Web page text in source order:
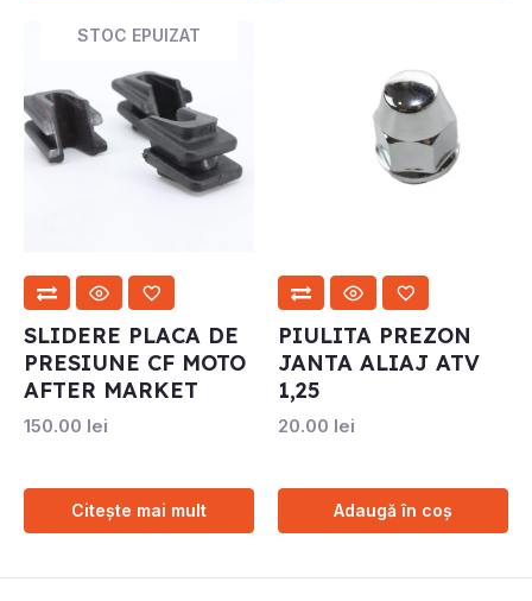
STOC EPUIZAT
SLIDERE PLACA DE
PRESIUNE CF MOTO
AFTER MARKET
150.00 lei
Citește mai mult
PIULITA PREZON
JANTA ALIAJ ATV
1,25
20.00 lei
Adaugă în coș